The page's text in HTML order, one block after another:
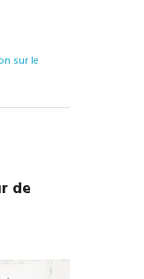
sur le
de